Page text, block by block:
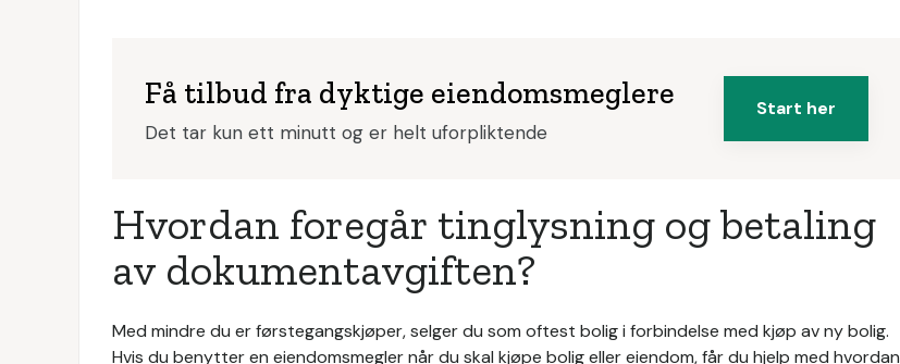
Få tilbud fra dyktige eiendomsmeglere
Det tar kun ett minutt og er helt uforpliktende
Start her
Hvordan foregår tinglysning og betaling
av dokumentavgiften?
Med mindre du er førstegangskjøper, selger du som oftest bolig i forbindelse med kjøp av ny bolig.
Hvis du benytter en eiendomsmegler når du skal kjøpe bolig eller eiendom, får du hjelp med hvordan